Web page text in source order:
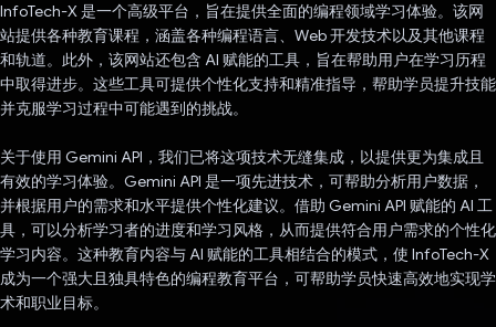
InfoTech-X 是一个高级平台，旨在提供全面的编程领域学习体验。该网
站提供各种教育课程，涵盖各种编程语言、Web 开发技术以及其他课程
和轨道。此外，该网站还包含 AI 赋能的工具，旨在帮助用户在学习历程
中取得进步。这些工具可提供个性化支持和精准指导，帮助学员提升技能
并克服学习过程中可能遇到的挑战。
关于使用 Gemini API，我们已将这项技术无缝集成，以提供更为集成且
有效的学习体验。Gemini API 是一项先进技术，可帮助分析用户数据，
并根据用户的需求和水平提供个性化建议。借助 Gemini API 赋能的 AI 工
具，可以分析学习者的进度和学习风格，从而提供符合用户需求的个性化
学习内容。这种教育内容与 AI 赋能的工具相结合的模式，使 InfoTech-X
成为一个强大且独具特色的编程教育平台，可帮助学员快速高效地实现学
术和职业目标。